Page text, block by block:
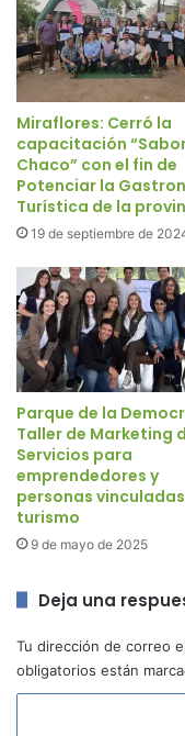
Miraflores: Cerró la
capacitación
Chaco” con el fin de
Potenciar la
Turística de la
19 de septiembre de
Parque de la
Taller de Marketing
Servicios para
emprendedores y
personas
turismo
9 de mayo de 2025
Deja una
Tu dirección de correo
obligatorios están